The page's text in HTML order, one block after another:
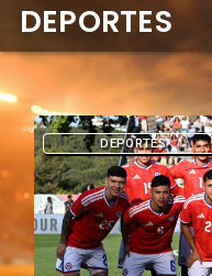
DEPORTES
DEPORTES